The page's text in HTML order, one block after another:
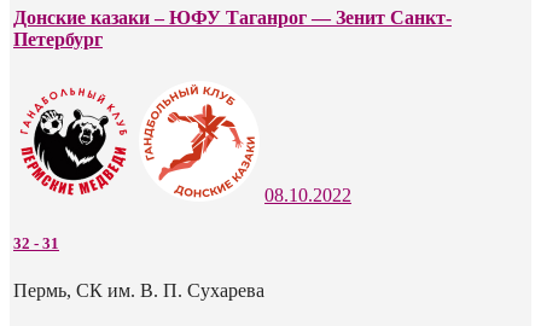
Донские казаки – ЮФУ Таганрог — Зенит Санкт-
Петербург
08.10.2022
32 - 31
Пермь, СК им. В. П. Сухарева